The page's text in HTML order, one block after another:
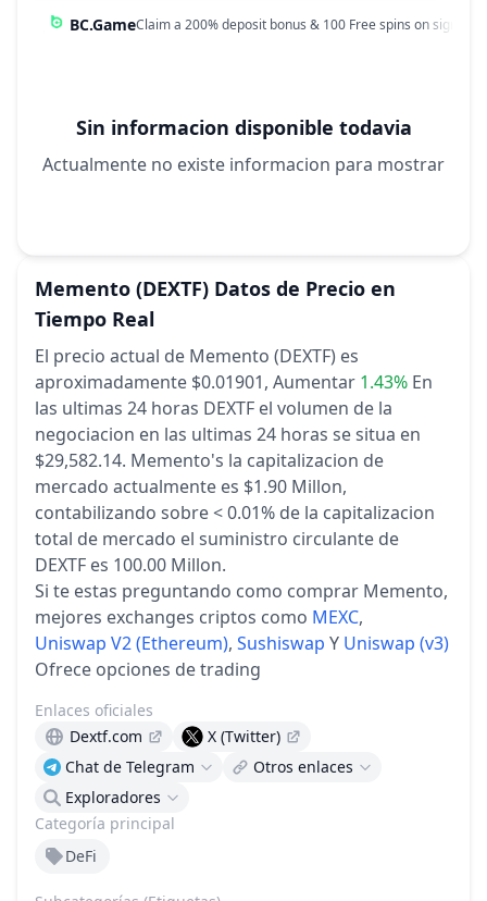
BC.GameClaim a 200% deposit bonus & 100 Free spins on sign up!
Sin informacion disponible todavia
Actualmente no existe informacion para mostrar
Memento (DEXTF) Datos de Precio en
Tiempo Real
El precio actual de Memento (DEXTF) es
aproximadamente $0.01901, Aumentar 1.43% En
las ultimas 24 horas DEXTF el volumen de la
negociacion en las ultimas 24 horas se situa en
$29,582.14. Memento's la capitalizacion de
mercado actualmente es $1.90 Millon,
contabilizando sobre < 0.01% de la capitalizacion
total de mercado el suministro circulante de
DEXTF es 100.00 Millon.
Si te estas preguntando como comprar Memento,
mejores exchanges criptos como MEXC,
Uniswap V2 (Ethereum), Sushiswap Y Uniswap (v3)
Ofrece opciones de trading
Categoría principal
DeFi
Enlaces oficiales
Dextf.com
X (Twitter)
Chat de Telegram
Otros enlaces
Exploradores